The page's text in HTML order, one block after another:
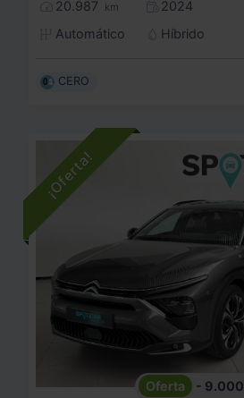
20.987 km
2024
Automático
Híbrido
CERO
- 9.000